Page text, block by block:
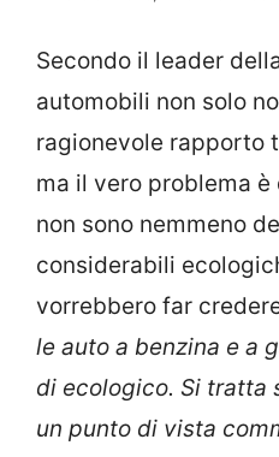
Secondo il leader
automobili non solo
ragionevole rapporto
ma il vero problema
non sono nemmeno
considerabili
vorrebbero far
le auto a benzina e a
di ecologico. Si tratta
un punto di vista